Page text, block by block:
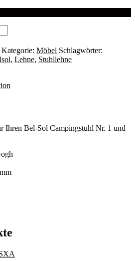
Kategorie: Möbel Schlagwörter:
, Lehne, Stuhllehne
Ihren Bel-Sol Campingstuhl Nr. 1 und